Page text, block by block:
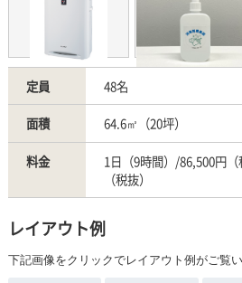
定員 48名
面積 64.6㎡（20坪）
料金
1日（9時間）/86,500円
（税抜）
レイアウト例
下記画像をクリックでレイアウト例がご覧い